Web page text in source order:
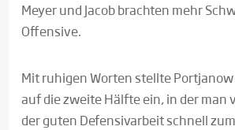
Meyer und Jacob brachten mehr
Offensive.
Mit ruhigen Worten stellte
auf die zweite Hälfte ein, in der man
der guten Defensivarbeit schnell